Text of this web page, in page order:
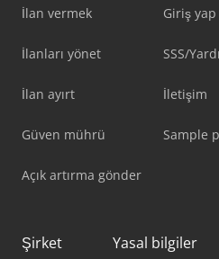
İlan vermek
İlanları yönet
İlan ayırt
Güven mührü
Açık artırma gönder
Giriş yap
SSS/
İletişim
Sample
Şirket Yasal bilgiler